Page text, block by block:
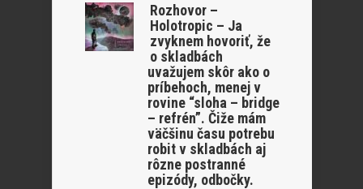
Rozhovor –
Holotropic – Ja
zvyknem hovoriť, že
o skladbách
uvažujem skôr ako o
príbehoch, menej v
rovine “sloha – bridge
– refrén”. Čiže mám
väčšinu času potrebu
robit v skladbách aj
rôzne postranné
epizódy, odbočky.